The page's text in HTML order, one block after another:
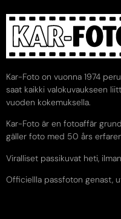
Kar-Foto on vuonna 1974
saat kaikki valokuvaukseen
vuoden kokemuksella.
Kar-Foto är en fotoaffär
gäller foto med 50 års
Viralliset passikuvat heti,
Officiellla passfoton genast,